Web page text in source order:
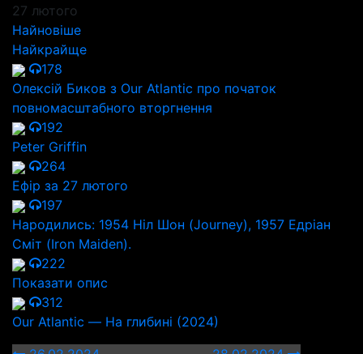
27 лютого
Найновіше
Найкрайще
178
Олексій Биков з Our Atlantic про початок
повномасштабного вторгнення
192
Peter Griffin
264
Ефір за 27 лютого
197
Народились: 1954 Ніл Шон (Journey), 1957 Едріан
Сміт (Iron Maiden).
222
Показати опис
312
Our Atlantic — На глибині (2024)